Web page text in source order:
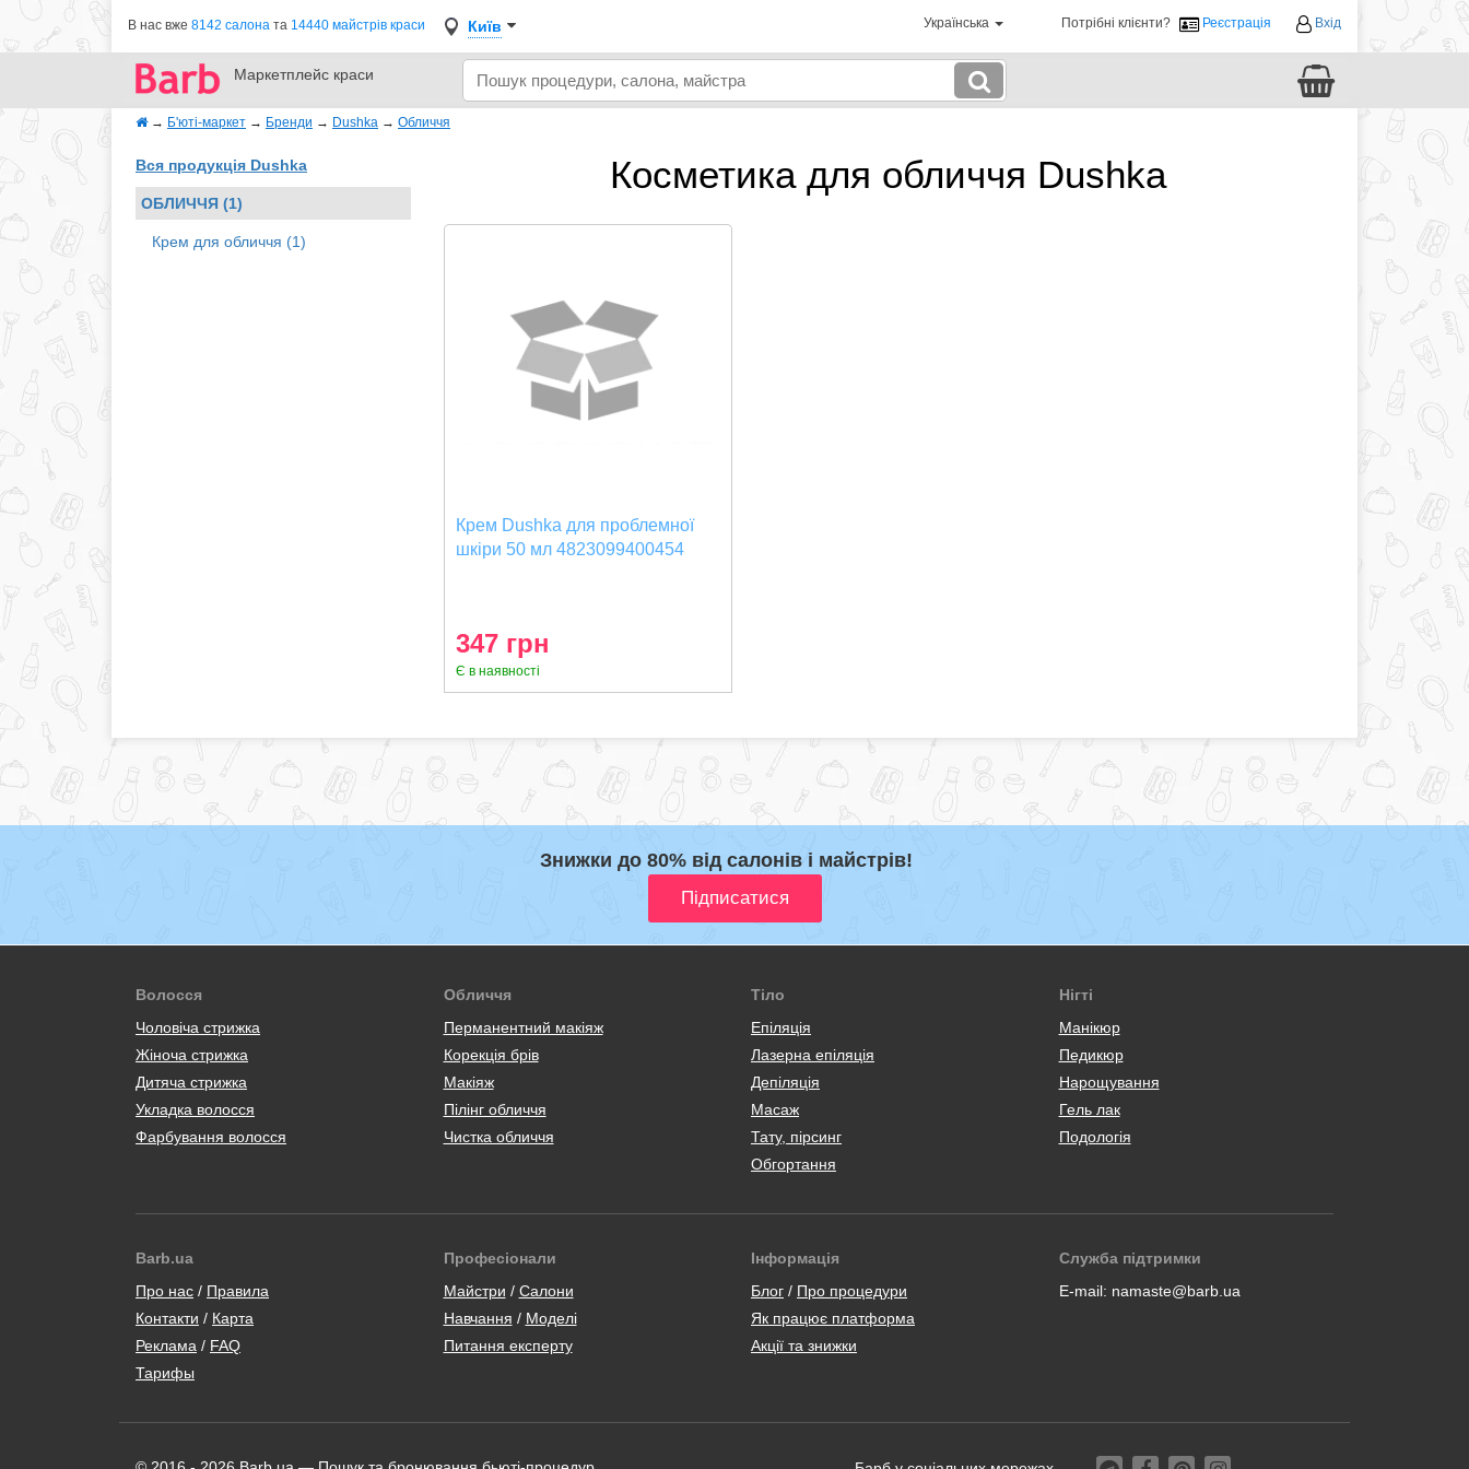
В нас вже 8142 салона та 14440 майстрів краси Київ Українська Потрібні клієнти? Реєстрація Вхід
Маркетплейс краси
→ Б'юті-маркет → Бренди → Dushka → Обличчя
Вся продукція Dushka
ОБЛИЧЧЯ (1)
Крем для обличчя (1)
Косметика для обличчя Dushka
Крем Dushka для проблемної
шкіри 50 мл 4823099400454
347 грн
Є в наявності
Знижки до 80% від салонів і майстрів!
Волосся
Чоловіча стрижка
Жіноча стрижка
Дитяча стрижка
Укладка волосся
Фарбування волосся
Обличчя
Перманентний макіяж
Корекція брів
Макіяж
Пілінг обличчя
Чистка обличчя
Тіло
Епіляція
Лазерна епіляція
Депіляція
Масаж
Тату, пірсинг
Обгортання
Нігті
Манікюр
Педикюр
Нарощування
Гель лак
Подологія
Barb.ua
/
Контакти / Карта
/
Тарифы
Професіонали
Майстри / Салони
Навчання / Моделі
Питання експерту
Інформація
Блог / Про процедури
Як працює платформа
Акції та знижки
Служба підтримки
E-mail: namaste@barb.ua